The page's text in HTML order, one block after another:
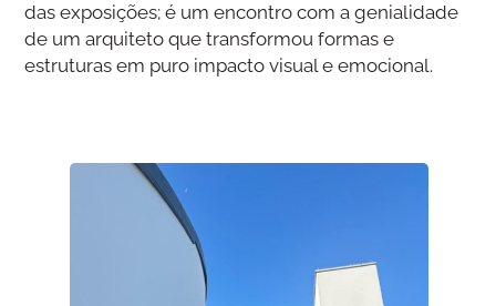
das exposições; é um encontro com a genialidade
de um arquiteto que transformou formas e
estruturas em puro impacto visual e emocional.